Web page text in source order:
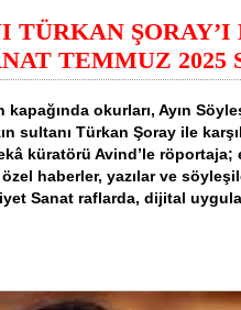
TÜRKAN ŞORAY’I
TEMMUZ 2025
kapağında okurları, Ayın
sultanı Türkan Şoray ile
küratörü Avind’le
haberler, yazılar ve
Sanat raflarda, dijital